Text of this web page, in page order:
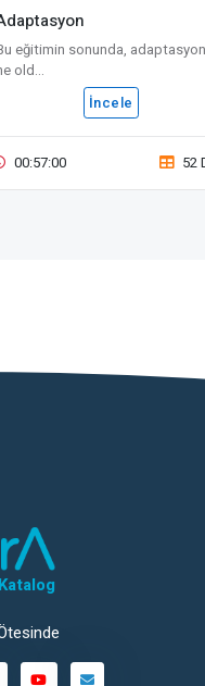
eğitimin sonunda,
old...
İncele
00:57:00 52
Katalog